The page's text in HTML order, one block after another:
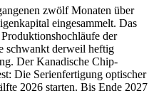
zwölf Monaten über
eingesammelt. Das
der
schwankt derweil heftig
Der Kanadische Chip-
Die Serienfertigung optischer
2026 starten. Bis Ende 2027